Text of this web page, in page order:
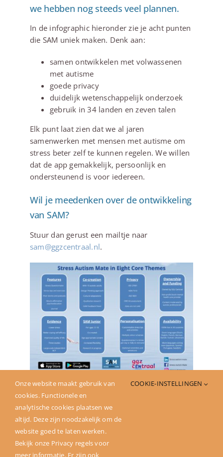
we hebben nog steeds veel plannen.
In de infographic hieronder zie je acht punten
die SAM uniek maken. Denk aan:
samen ontwikkelen met volwassenen
met autisme
goede privacy
duidelijk wetenschappelijk onderzoek
gebruik in 34 landen en zeven talen
Elk punt laat zien dat we al jaren
samenwerken met mensen met autisme om
stress beter zelf te kunnen regelen. We willen
dat de app gemakkelijk, persoonlijk en
ondersteunend is voor iedereen.
Wil je meedenken over de ontwikkeling
van SAM?
Stuur dan gerust een mailtje naar
sam@ggzcentraal.nl.
Deel dit verhaal
Onze website maakt gebruik van
cookies. Functionele en
analytische cookies plaatsen we
altijd. Deze zijn noodzakelijk om de
website goed te laten werken.
Bekijk onze Privacy regels voor
meer informatie. Er zijn ook
COOKIE-INSTELLINGEN